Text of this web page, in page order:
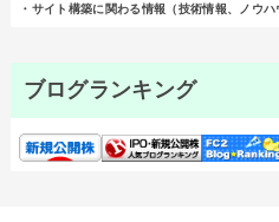
・サイト構築に関わる情報（技術情報、ノウハ
ブログランキング